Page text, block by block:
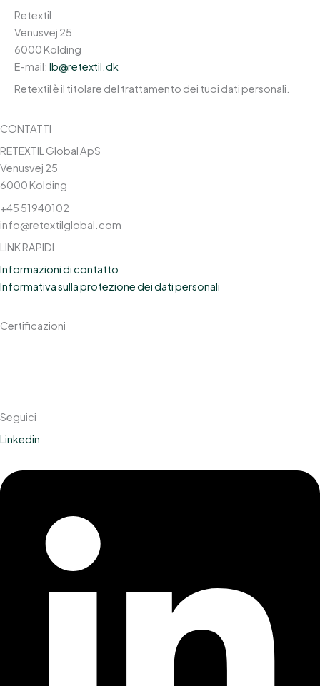
Retextil
Venusvej 25
6000 Kolding
E-mail: lb@retextil.dk
Retextil è il titolare del trattamento dei tuoi dati personali.
CONTATTI
RETEXTIL Global ApS
Venusvej 25
6000 Kolding
+45 51940102
info@retextilglobal.com
LINK RAPIDI
Informazioni di contatto
Informativa sulla protezione dei dati personali
Certificazioni
Seguici
Linkedin